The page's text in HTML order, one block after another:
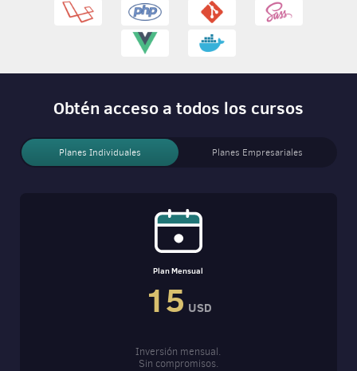
Obtén acceso a todos los cursos
Planes Individuales Planes Empresariales
Plan Mensual
15 USD
Inversión mensual.
Sin compromisos.